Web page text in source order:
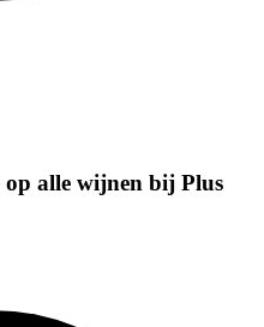
op alle wijnen bij Plus